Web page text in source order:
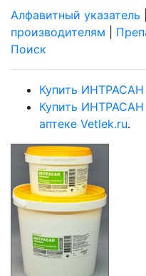
Алфавитный указатель
производителям
Поиск
Купить ИНТРАСАН
Купить ИНТРАСАН
аптеке Vetlek.ru.